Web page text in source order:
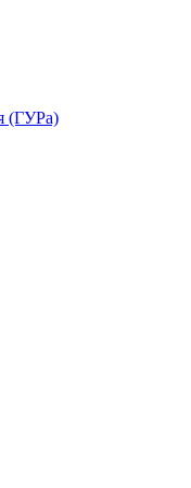
(ГУРа)